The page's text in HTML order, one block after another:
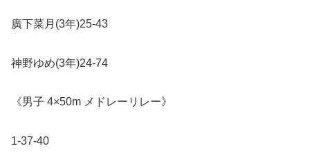
廣下菜月 (3年)25-43
神野ゆめ(3年)24-74
《男子 4×50m メドレーリレー》
1-37-40